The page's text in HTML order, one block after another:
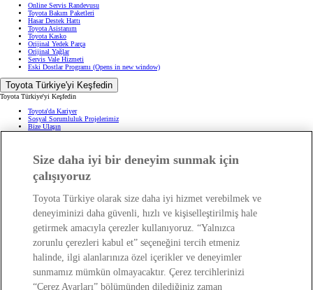
Online Servis Randevusu
Toyota Bakım Paketleri
Hasar Destek Hattı
Toyota Asistanım
Toyota Kasko
Orijinal Yedek Parça
Orijinal Yağlar
Servis Vale Hizmeti
Eski Dostlar Programı (Opens in new window)
Toyota Türkiye'yi Keşfedin
Toyota Türkiye'yi Keşfedin
Toyota'da Kariyer
Sosyal Sorumluluk Projelerimiz
Bize Ulaşın
Haberler ve Etkinlikler
Hafif Ticari: Toyota Professional
SUV
Toyota Blog
Ağaçlandırma Seferberliği
Yasal Bilgilendirme
Yasal Bilgilendirme
Yasal Uyarı ve Bilgilendirme
Çerez Politikası
Kişisel Verilerin Korunması
Kişisel Veri Paylaşımı ve İletişim İzni
Bilgi Toplumu Hizmetleri(Opens in new window)
TAKATA Hava Yastığı Geri Çağırma
Yakıt Ekonomisi ve CO2 Emisyonu
Pazarlama Faaliyetleri İçin Açık Rıza
Size daha iyi bir deneyim sunmak için
çalışıyoruz
Toyota Türkiye olarak size daha iyi hizmet verebilmek ve
deneyiminizi daha güvenli, hızlı ve kişiselleştirilmiş hale
getirmek amacıyla çerezler kullanıyoruz. “Yalnızca
zorunlu çerezleri kabul et” seçeneğini tercih etmeniz
halinde, ilgi alanlarınıza özel içerikler ve deneyimler
sunmamız mümkün olmayacaktır. Çerez tercihlerinizi
“Çerez Ayarları” bölümünden dilediğiniz zaman